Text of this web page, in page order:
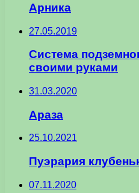
Арника
27.05.2019
Система
своими руками
31.03.2020
Араза
25.10.2021
Пуэрария
07.11.2020